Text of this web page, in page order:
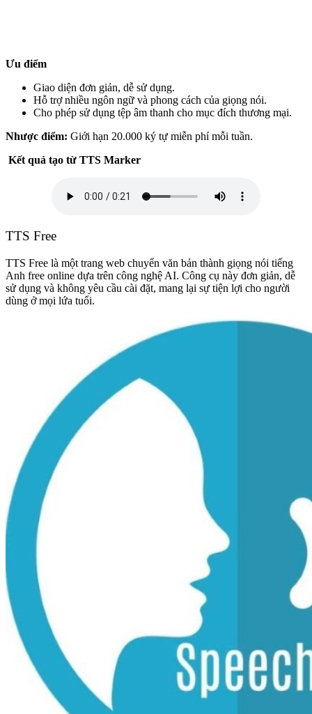
Ưu điểm
Giao diện đơn giản, dễ sử dụng.
Hỗ trợ nhiều ngôn ngữ và phong cách của giọng nói.
Cho phép sử dụng tệp âm thanh cho mục đích thương mại.
Nhược điểm: Giới hạn 20.000 ký tự miễn phí mỗi tuần.
Kết quả tạo từ TTS Marker
TTS Free
TTS Free là một trang web chuyển văn bản thành giọng nói tiếng
Anh free online dựa trên công nghệ AI. Công cụ này đơn giản, dễ
sử dụng và không yêu cầu cài đặt, mang lại sự tiện lợi cho người
dùng ở mọi lứa tuổi.